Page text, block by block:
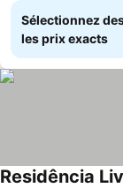
Sélectionnez
les prix exacts
Residência